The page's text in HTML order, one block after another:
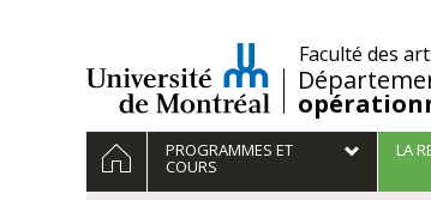
/Faculté des
Navigation
principale
ACCUEILPROGRAMMES ET
COURS
LA